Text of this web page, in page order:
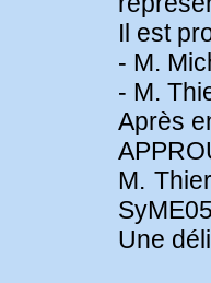
Il est
- M.
- M.
Après
M.
Une